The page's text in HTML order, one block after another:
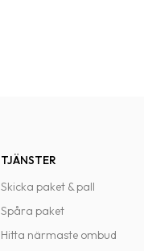
TJÄNSTER
Skicka paket & pall
Spåra paket
Hitta närmaste ombud